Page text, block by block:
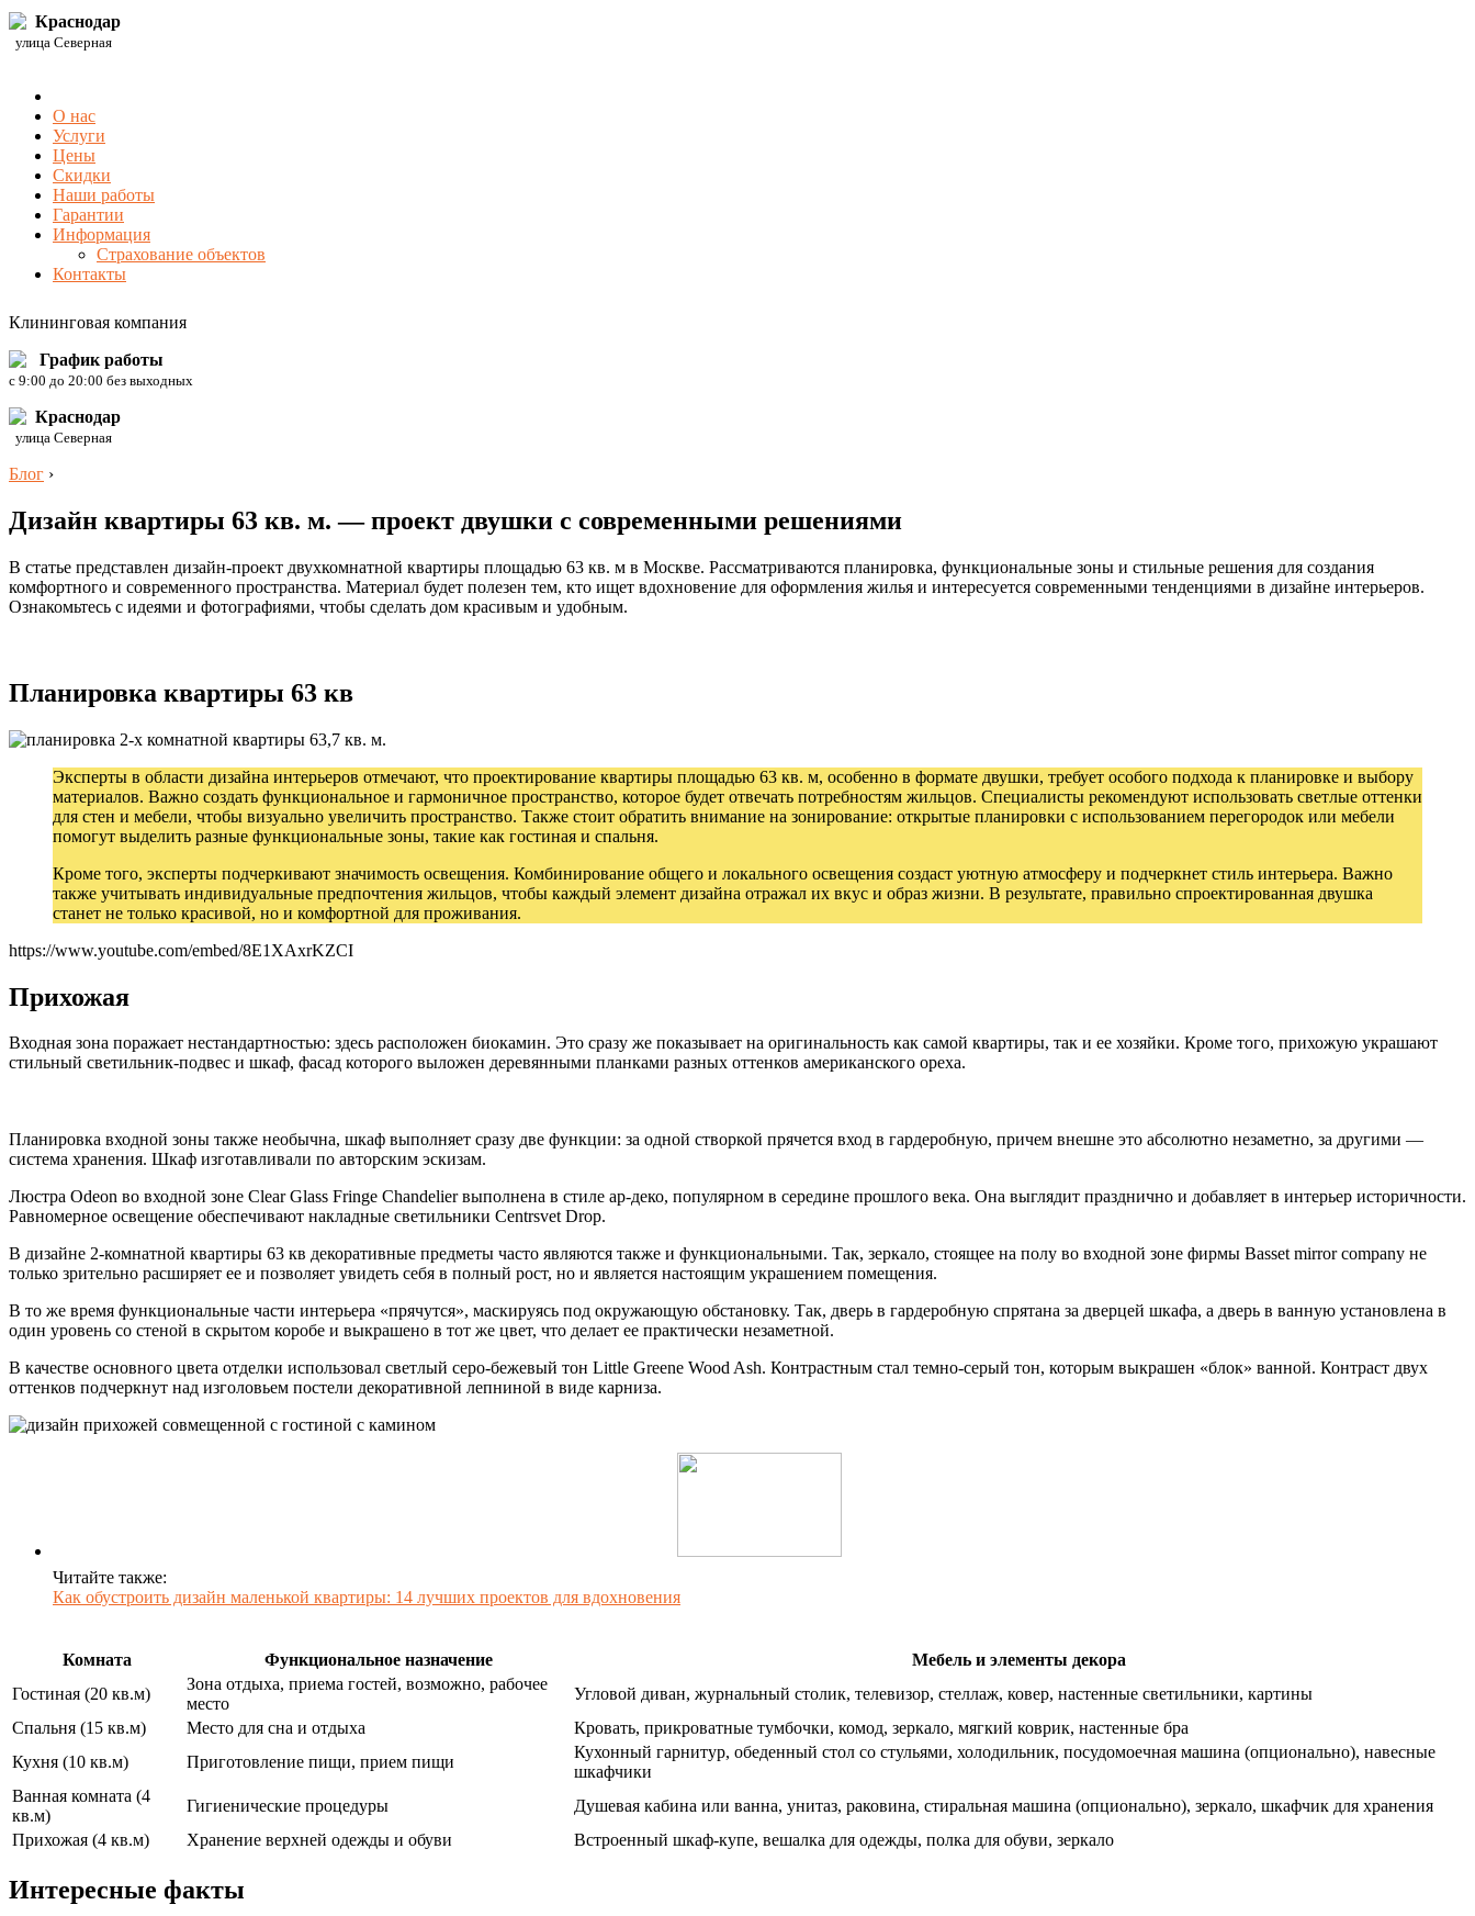
Краснодар
улица Северная
О нас
Услуги
Цены
Скидки
Наши работы
Гарантии
Информация
Страхование объектов
Контакты
Клининговая компания
График работы
c 9:00 до 20:00 без выходных
Краснодар
улица Северная
Блог ›
Дизайн квартиры 63 кв. м. — проект двушки с современными решениями
В статье представлен дизайн-проект двухкомнатной квартиры площадью 63 кв. м в Москве. Рассматриваются планировка, функциональные зоны и стильные решения для создания
комфортного и современного пространства. Материал будет полезен тем, кто ищет вдохновение для оформления жилья и интересуется современными тенденциями в дизайне интерьеров.
Ознакомьтесь с идеями и фотографиями, чтобы сделать дом красивым и удобным.
Планировка квартиры 63 кв
Эксперты в области дизайна интерьеров отмечают, что проектирование квартиры площадью 63 кв. м, особенно в формате двушки, требует особого подхода к планировке и выбору
материалов. Важно создать функциональное и гармоничное пространство, которое будет отвечать потребностям жильцов. Специалисты рекомендуют использовать светлые оттенки
для стен и мебели, чтобы визуально увеличить пространство. Также стоит обратить внимание на зонирование: открытые планировки с использованием перегородок или мебели
помогут выделить разные функциональные зоны, такие как гостиная и спальня.
Кроме того, эксперты подчеркивают значимость освещения. Комбинирование общего и локального освещения создаст уютную атмосферу и подчеркнет стиль интерьера. Важно
также учитывать индивидуальные предпочтения жильцов, чтобы каждый элемент дизайна отражал их вкус и образ жизни. В результате, правильно спроектированная двушка
станет не только красивой, но и комфортной для проживания.
https://www.youtube.com/embed/8E1XAxrKZCI
Прихожая
Входная зона поражает нестандартностью: здесь расположен биокамин. Это сразу же показывает на оригинальность как самой квартиры, так и ее хозяйки. Кроме того, прихожую украшают
стильный светильник-подвес и шкаф, фасад которого выложен деревянными планками разных оттенков американского ореха.
Планировка входной зоны также необычна, шкаф выполняет сразу две функции: за одной створкой прячется вход в гардеробную, причем внешне это абсолютно незаметно, за другими —
система хранения. Шкаф изготавливали по авторским эскизам.
Люстра Odeon во входной зоне Clear Glass Fringe Chandelier выполнена в стиле ар-деко, популярном в середине прошлого века. Она выглядит празднично и добавляет в интерьер историчности.
Равномерное освещение обеспечивают накладные светильники Centrsvet Drop.
В дизайне 2-комнатной квартиры 63 кв декоративные предметы часто являются также и функциональными. Так, зеркало, стоящее на полу во входной зоне фирмы Basset mirror company не
только зрительно расширяет ее и позволяет увидеть себя в полный рост, но и является настоящим украшением помещения.
В то же время функциональные части интерьера «прячутся», маскируясь под окружающую обстановку. Так, дверь в гардеробную спрятана за дверцей шкафа, а дверь в ванную установлена в
один уровень со стеной в скрытом коробе и выкрашено в тот же цвет, что делает ее практически незаметной.
В качестве основного цвета отделки использовал светлый серо-бежевый тон Little Greene Wood Ash. Контрастным стал темно-серый тон, которым выкрашен «блок» ванной. Контраст двух
оттенков подчеркнут над изголовьем постели декоративной лепниной в виде карниза.
Читайте также:
Как обустроить дизайн маленькой квартиры: 14 лучших проектов для вдохновения
Комната Функциональное назначение
Мебель и элементы декора
Гостиная (20 кв.м)
Зона отдыха, приема гостей, возможно, рабочее
место
Угловой диван, журнальный столик, телевизор, стеллаж, ковер, настенные светильники, картины
Спальня (15 кв.м)
Место для сна и отдыха
Кровать, прикроватные тумбочки, комод, зеркало, мягкий коврик, настенные бра
Кухня (10 кв.м)
Приготовление пищи, прием пищи
Кухонный гарнитур, обеденный стол со стульями, холодильник, посудомоечная машина (опционально), навесные
шкафчики
Ванная комната (4
кв.м)
Гигиенические процедуры
Душевая кабина или ванна, унитаз, раковина, стиральная машина (опционально), зеркало, шкафчик для хранения
Прихожая (4 кв.м)
Хранение верхней одежды и обуви Встроенный шкаф-купе, вешалка для одежды, полка для обуви, зеркало
Интересные факты